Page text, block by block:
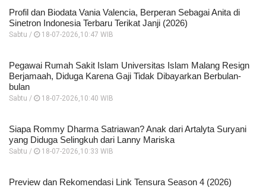
Profil dan Biodata Vania Valencia, Berperan Sebagai Anita di
Sinetron Indonesia Terbaru Terikat Janji (2026)
Sabtu / 18-07-2026,10:47 WIB
Pegawai Rumah Sakit Islam Universitas Islam Malang Resign
Berjamaah, Diduga Karena Gaji Tidak Dibayarkan Berbulan-
bulan
Sabtu / 18-07-2026,10:40 WIB
Siapa Rommy Dharma Satriawan? Anak dari Artalyta Suryani
yang Diduga Selingkuh dari Lanny Mariska
Sabtu / 18-07-2026,10:33 WIB
Preview dan Rekomendasi Link Tensura Season 4 (2026)